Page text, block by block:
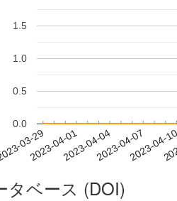
03-29
2023-04-012023-04-042023-04-072023-04-
0.0
0.5
1.0
1.5
タベース (DOI)